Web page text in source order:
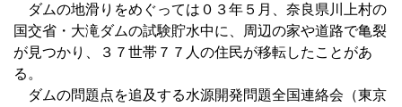
ダムの地滑りをめぐっては０３年５月、奈良県川上村の
国交省・大滝ダムの試験貯水中に、周辺の家や道路で亀裂
が見つかり、３７世帯７７人の住民が移転したことがあ
る。
ダムの問題点を追及する水源開発問題全国連絡会（東京